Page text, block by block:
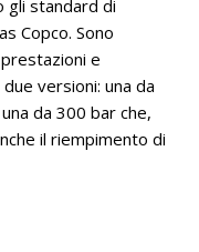
gli standard di
Copco. Sono
e
versioni: una da
da 300 bar che,
il riempimento di